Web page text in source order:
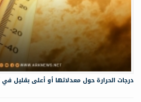
درجات الحرارة حول معدلاتها أو أعلى بقليل